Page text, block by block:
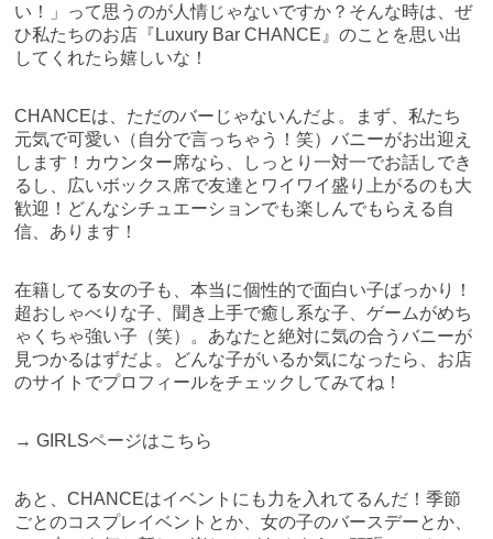
い！」って思うのが人情じゃないですか？そんな時は、ぜ
ひ私たちのお店『Luxury Bar CHANCE』のことを思い出
してくれたら嬉しいな！
CHANCEは、ただのバーじゃないんだよ。まず、私たち
元気で可愛い（自分で言っちゃう！笑）バニーがお出迎え
します！カウンター席なら、しっとり一対一でお話しでき
るし、広いボックス席で友達とワイワイ盛り上がるのも大
歓迎！どんなシチュエーションでも楽しんでもらえる自
信、あります！
在籍してる女の子も、本当に個性的で面白い子ばっかり！
超おしゃべりな子、聞き上手で癒し系な子、ゲームがめち
ゃくちゃ強い子（笑）。あなたと絶対に気の合うバニーが
見つかるはずだよ。どんな子がいるか気になったら、お店
のサイトでプロフィールをチェックしてみてね！
→GIRLSページはこちら
あと、CHANCEはイベントにも力を入れてるんだ！季節
ごとのコスプレイベントとか、女の子のバースデーとか、